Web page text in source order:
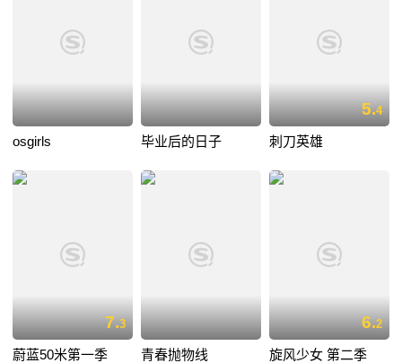
osgirls 毕业后的日子
5.4
刺刀英雄
7.3
蔚蓝50米第一季 青春抛物线
6.2
旋风少女 第二季